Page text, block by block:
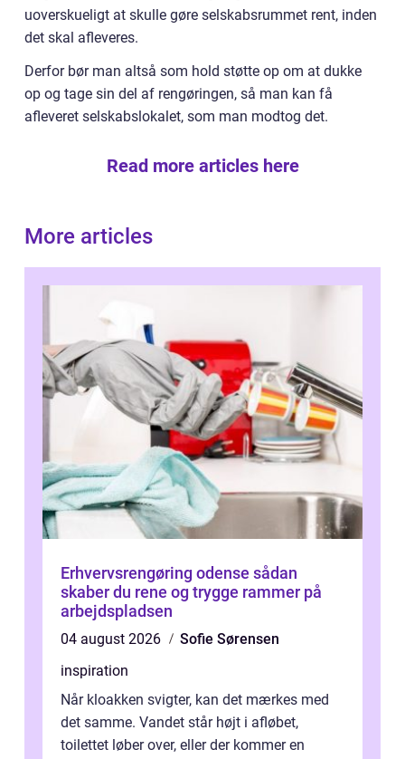
uoverskueligt at skulle gøre selskabsrummet rent, inden
det skal afleveres.
Derfor bør man altså som hold støtte op om at dukke
op og tage sin del af rengøringen, så man kan få
afleveret selskabslokalet, som man modtog det.
Read more articles here
More articles
Erhvervsrengøring odense sådan
skaber du rene og trygge rammer på
arbejdspladsen
04 august 2026
Sofie Sørensen
inspiration
Når kloakken svigter, kan det mærkes med
det samme. Vandet står højt i afløbet,
toilettet løber over, eller der kommer en